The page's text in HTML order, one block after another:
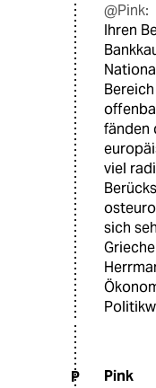
@Pink:
Ihren
fänden
viel
sich
P Pink